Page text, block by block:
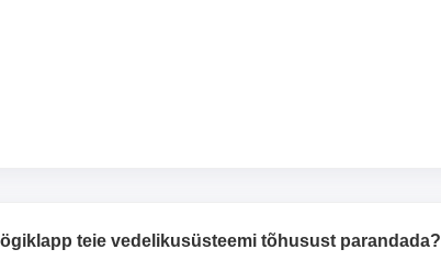
teie vedelikusüsteemi tõhusust parandada?